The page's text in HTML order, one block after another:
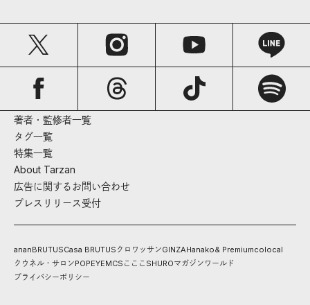
著者・監修者一覧
タグ一覧
特集一覧
About Tarzan
広告に関するお問い合わせ
プレスリリース受付
ananBRUTUSCasa BRUTUS クロワッサンGINZAHanako& Premiumcolocal
クウネル・サロンPOPEYEMCS こここ SHUROマガジンワールド
プライバシーポリシー